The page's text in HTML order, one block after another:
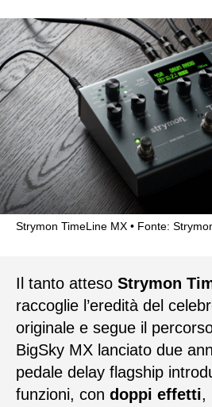
Strymon TimeLine MX Fonte:
Il tanto atteso Strymon
raccoglie l’eredità del
originale e segue il
BigSky MX lanciato due
pedale delay flagship
funzioni, con doppi effetti,